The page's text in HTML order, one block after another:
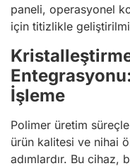
paneli, operasyonel
için titizlikle
İşleme
Polimer üretim
ürün kalitesi ve nihai
adımlardır. Bu